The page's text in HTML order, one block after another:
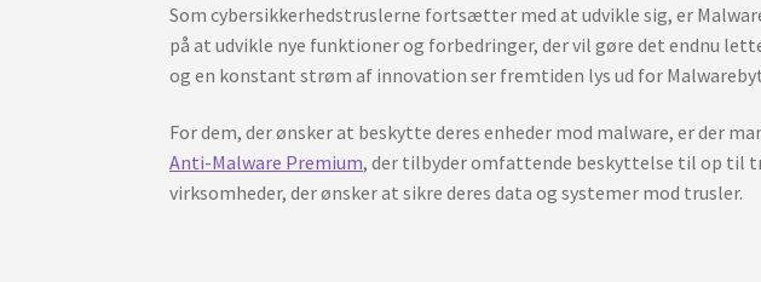
Som cybersikkerhedstruslerne fortsætter med at udvikle sig, er
på at udvikle nye funktioner og forbedringer, der vil gøre det endnu
og en konstant strøm af innovation ser fremtiden lys ud for
For dem, der ønsker at beskytte deres enheder mod malware, er der
Anti-Malware Premium, der tilbyder omfattende beskyttelse til op til
virksomheder, der ønsker at sikre deres data og systemer mod trusler.